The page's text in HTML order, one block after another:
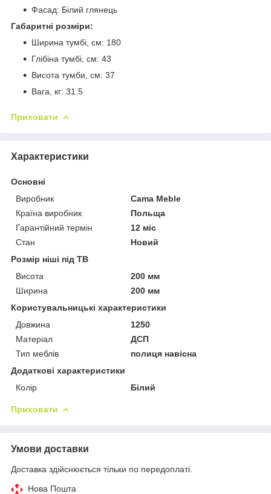
Фасад: Білий глянець
Габаритні розміри:
Ширина тумбі, см: 180
Глібіна тумбі, см: 43
Висота тумби, см: 37
Вага, кг: 31.5
Приховати
Характеристики
Основні
Виробник
Cama Meble
Країна виробник
Польща
Гарантійний термін
12 міс
Стан
Новий
Розмір ніші під ТВ
Висота
200 мм
Ширина
200 мм
Користувальницькі характеристики
Довжина
1250
Матеріал
ДСП
Тип меблів
полиця навісна
Додаткові характеристики
Колір
Білий
Приховати
Умови доставки
Доставка здійснюється тільки по передоплаті.
Нова Пошта